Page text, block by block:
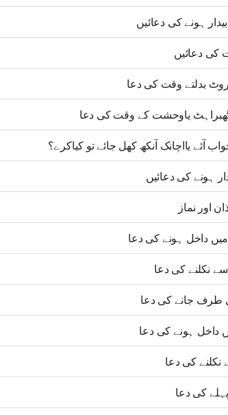
ہونے کی دعائیں
کی دعائیں
بدلتے وقت کی دعا
گھبراہٹ یاوحشت کے وقت کی دعا
آئے یااچانک آنکھ کھل جائے تو کیاکرے؟
ہونے کی دعائیں
اور نماز
میں داخل ہونے کی دعا
سے نکلنے کی دعا
جانے کی دعا
داخل ہونے کی دعا
کی دعا
کی دعا